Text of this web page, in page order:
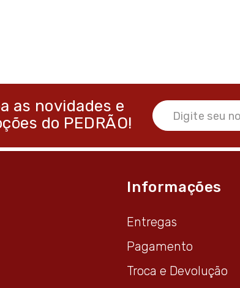
as novidades e
do PEDRÃO!
Informações
Entregas
Pagamento
Troca e Devolução